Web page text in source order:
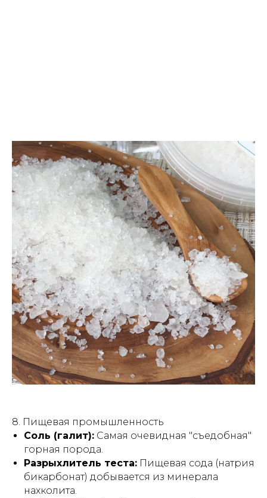
8. Пищевая промышленность
Соль (галит): Самая очевидная "съедобная"
горная порода.
Разрыхлитель теста: Пищевая сода (натрия
бикарбонат) добывается из минерала
нахколита.